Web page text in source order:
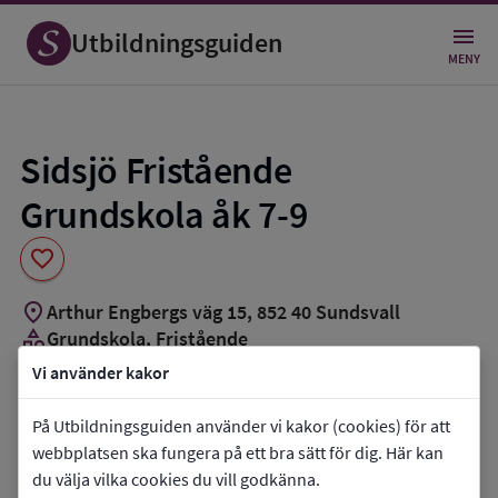
Vi använder kakor
På Utbildningsguiden använder vi kakor (cookies) för att
webbplatsen ska fungera på ett bra sätt för dig. Här kan
du välja vilka cookies du vill godkänna.
Utbildningsguiden MENY
Sidsjö Fristående
Grundskola åk 7-9
favorite
Spara
som
favorit
location_onArthur Engbergs väg 15, 85240 Sundsvall
categoryGrundskola, Fristående
Vill du kontakta skolan?
phoneTelefon:073-5221060
mail E-post: madeleine.rosth@sfg.se